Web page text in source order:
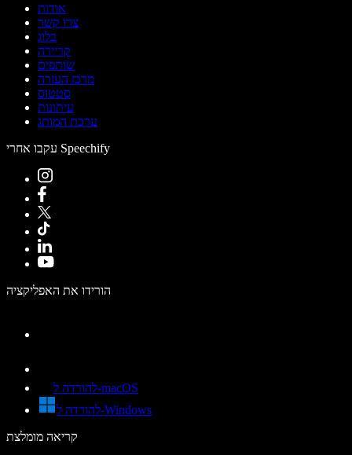
אודות
צרו קשר
בלוג
קריירה
שותפים
מרכז העזרה
סטטוס
עיתונות
ערכת המותג
עקבו אחרי Speechify
הורידו את האפליקציה
להורדה ל-macOS
להורדה ל-Windows
קריאה מומלצת